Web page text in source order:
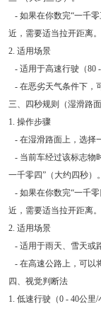
- 如果在你数完“一千
近，需要适当拉开距离。
2. 适用场景
- 适用于高速行驶（80 -
- 在恶劣天气条件下，
三、四秒规则（湿滑路面
1. 操作步骤
- 在湿滑路面上，选择
- 当前车经过该标志物
一千零四”（大约四秒）。
- 如果在你数完“一千
近，需要适当拉开距离。
2. 适用场景
- 适用于雨天、雪天或
- 在高速公路上，可以
四、视觉判断法
1. 低速行驶（0 - 40公里/